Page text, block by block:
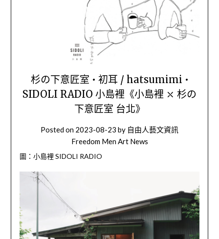
杉の下意匠室 • 初耳 / hatsumimi •
SIDOLI RADIO 小島裡《小島裡 ⤬ 杉の
下意匠室 台北》
Posted on 2023-08-23 by 自由人藝文資訊
Freedom Men Art News
圖：小島裡 SIDOLI RADIO